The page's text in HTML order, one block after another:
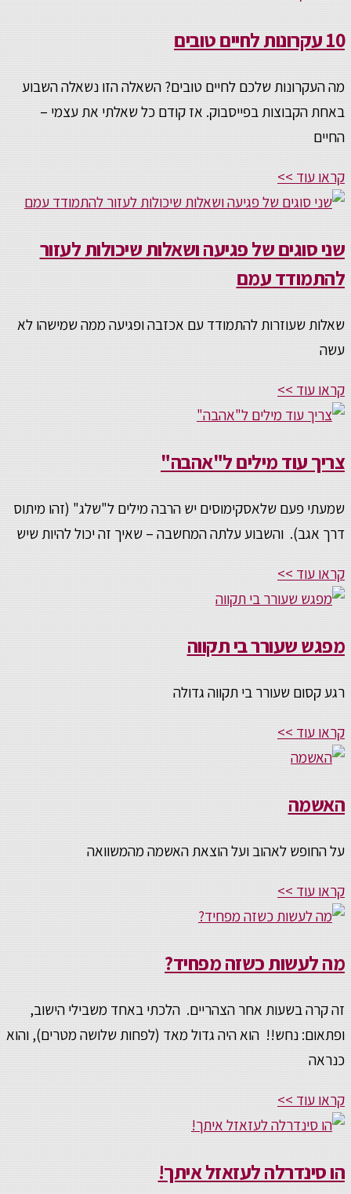
10 עקרונות לחיים טובים
מה העקרונות שלכם לחיים טובים? השאלה הזו נשאלה השבוע
באחת הקבוצות בפייסבוק. אז קודם כל שאלתי את עצמי –
החיים
קראו עוד >>
שני סוגים של פגיעה ושאלות שיכולות לעזור
להתמודד עמם
שאלות שעוזרות להתמודד עם אכזבה ופגיעה ממה שמישהו לא
עשה
קראו עוד >>
צריך עוד מילים ל"אהבה"
שמעתי פעם שלאסקימוסים יש הרבה מילים ל"שלג" (זהו מיתוס
דרך אגב). והשבוע עלתה המחשבה – שאיך זה יכול להיות שיש
קראו עוד >>
מפגש שעורר בי תקווה
רגע קסום שעורר בי תקווה גדולה
קראו עוד >>
האשמה
על החופש לאהוב ועל הוצאת האשמה מהמשוואה
קראו עוד >>
מה לעשות כשזה מפחיד?
זה קרה בשעות אחר הצהריים. הלכתי באחד משבילי הישוב,
ופתאום: נחש!! הוא היה גדול מאד (לפחות שלושה מטרים), והוא
כנראה
קראו עוד >>
הו סינדרלה לעזאזל איתך!